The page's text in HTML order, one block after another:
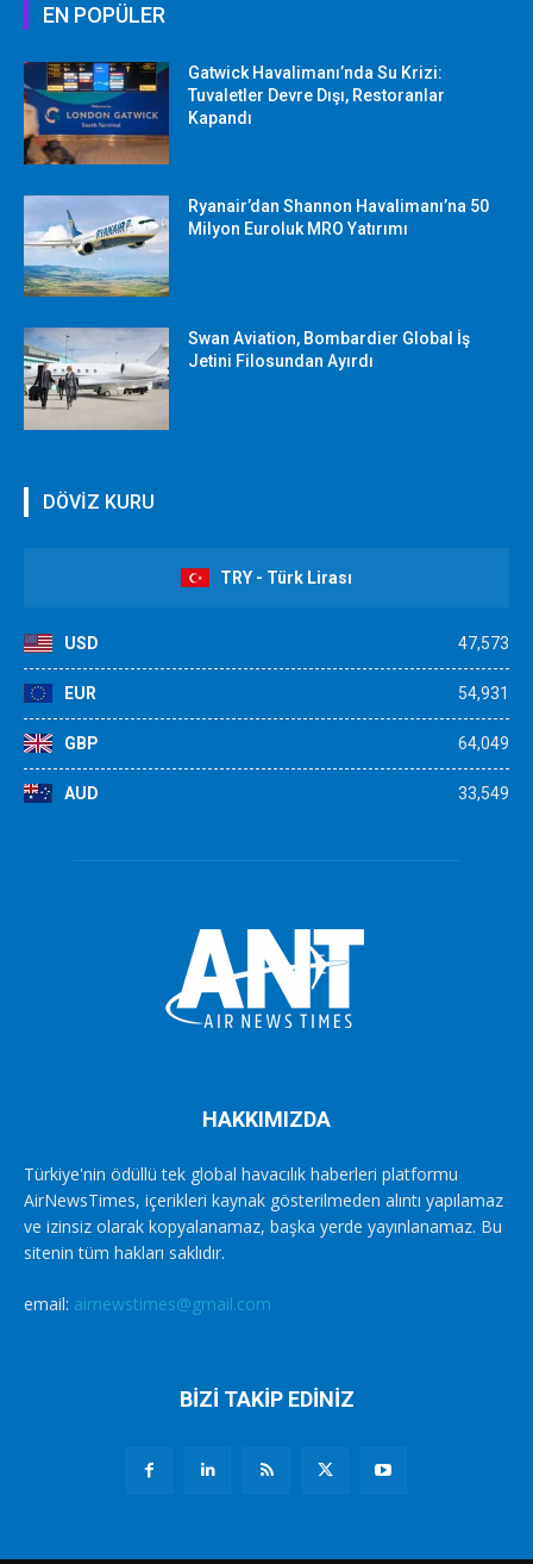
EN POPÜLER
Gatwick Havalimanı’nda Su Krizi:
Tuvaletler Devre Dışı, Restoranlar
Kapandı
Ryanair’dan Shannon Havalimanı’na 50
Milyon Euroluk MRO Yatırımı
Swan Aviation, Bombardier Global İş
Jetini Filosundan Ayırdı
DÖVİZ KURU
TRY - Türk Lirası
USD 47,573
EUR 54,931
GBP 64,049
AUD 33,549
HAKKIMIZDA
Türkiye'nin ödüllü tek global havacılık haberleri platformu
AirNewsTimes, içerikleri kaynak gösterilmeden alıntı yapılamaz
ve izinsiz olarak kopyalanamaz, başka yerde yayınlanamaz. Bu
sitenin tüm hakları saklıdır.
email: airnewstimes@gmail.com
BİZİ TAKİP EDİNİZ